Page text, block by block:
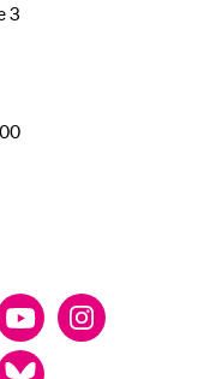
3
Instagram